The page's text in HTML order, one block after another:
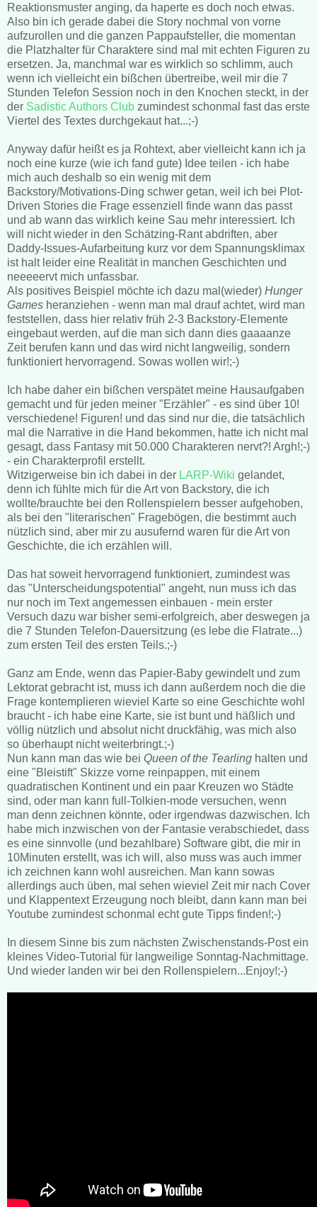
Reaktionsmuster anging, da haperte es doch noch etwas.
Also bin ich gerade dabei die Story nochmal von vorne
aufzurollen und die ganzen Pappaufsteller, die momentan
die Platzhalter für Charaktere sind mal mit echten Figuren zu
ersetzen. Ja, manchmal war es wirklich so schlimm, auch
wenn ich vielleicht ein bißchen übertreibe, weil mir die 7
Stunden Telefon Session noch in den Knochen steckt, in der
der Sadistic Authors Club zumindest schonmal fast das erste
Viertel des Textes durchgekaut hat...;-)
Anyway dafür heißt es ja Rohtext, aber vielleicht kann ich ja
noch eine kurze (wie ich fand gute) Idee teilen - ich habe
mich auch deshalb so ein wenig mit dem
Backstory/Motivations-Ding schwer getan, weil ich bei Plot-
Driven Stories die Frage essenziell finde wann das passt
und ab wann das wirklich keine Sau mehr interessiert. Ich
will nicht wieder in den Schätzing-Rant abdriften, aber
Daddy-Issues-Aufarbeitung kurz vor dem Spannungsklimax
ist halt leider eine Realität in manchen Geschichten und
neeeeervt mich unfassbar.
Als positives Beispiel möchte ich dazu mal(wieder) Hunger
Games heranziehen - wenn man mal drauf achtet, wird man
feststellen, dass hier relativ früh 2-3 Backstory-Elemente
eingebaut werden, auf die man sich dann dies gaaaanze
Zeit berufen kann und das wird nicht langweilig, sondern
funktioniert hervorragend. Sowas wollen wir!;-)
Ich habe daher ein bißchen verspätet meine Hausaufgaben
gemacht und für jeden meiner "Erzähler" - es sind über 10!
verschiedene! Figuren! und das sind nur die, die tatsächlich
mal die Narrative in die Hand bekommen, hatte ich nicht mal
gesagt, dass Fantasy mit 50.000 Charakteren nervt?! Argh!;-)
- ein Charakterprofil erstellt.
Witzigerweise bin ich dabei in der LARP-Wiki gelandet,
denn ich fühlte mich für die Art von Backstory, die ich
wollte/brauchte bei den Rollenspielern besser aufgehoben,
als bei den "literarischen" Fragebögen, die bestimmt auch
nützlich sind, aber mir zu ausufernd waren für die Art von
Geschichte, die ich erzählen will.
Das hat soweit hervorragend funktioniert, zumindest was
das "Unterscheidungspotential" angeht, nun muss ich das
nur noch im Text angemessen einbauen - mein erster
Versuch dazu war bisher semi-erfolgreich, aber deswegen ja
die 7 Stunden Telefon-Dauersitzung (es lebe die Flatrate...)
zum ersten Teil des ersten Teils.;-)
Ganz am Ende, wenn das Papier-Baby gewindelt und zum
Lektorat gebracht ist, muss ich dann außerdem noch die die
Frage kontemplieren wieviel Karte so eine Geschichte wohl
braucht - ich habe eine Karte, sie ist bunt und häßlich und
völlig nützlich und absolut nicht druckfähig, was mich also
so überhaupt nicht weiterbringt.;-)
Nun kann man das wie bei Queen of the Tearling halten und
eine "Bleistift" Skizze vorne reinpappen, mit einem
quadratischen Kontinent und ein paar Kreuzen wo Städte
sind, oder man kann full-Tolkien-mode versuchen, wenn
man denn zeichnen könnte, oder irgendwas dazwischen. Ich
habe mich inzwischen von der Fantasie verabschiedet, dass
es eine sinnvolle (und bezahlbare) Software gibt, die mir in
10Minuten erstellt, was ich will, also muss was auch immer
ich zeichnen kann wohl ausreichen. Man kann sowas
allerdings auch üben, mal sehen wieviel Zeit mir nach Cover
und Klappentext Erzeugung noch bleibt, dann kann man bei
Youtube zumindest schonmal echt gute Tipps finden!;-)
In diesem Sinne bis zum nächsten Zwischenstands-Post ein
kleines Video-Tutorial für langweilige Sonntag-Nachmittage.
Und wieder landen wir bei den Rollenspielern...Enjoy!;-)